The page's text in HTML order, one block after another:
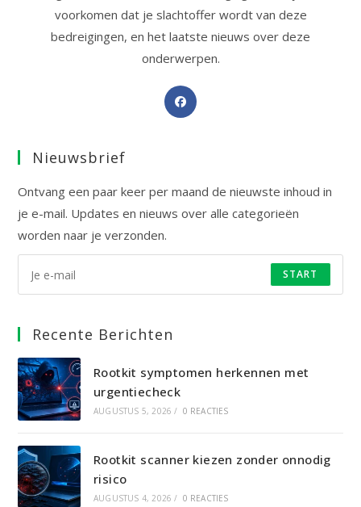
voorkomen dat je slachtoffer wordt van deze
bedreigingen, en het laatste nieuws over deze
onderwerpen.
Opent
Nieuwsbrief
Ontvang een paar keer per maand de nieuwste inhoud in
je e-mail. Updates en nieuws over alle categorieën
worden naar je verzonden.
START
Recente Berichten
Rootkit symptomen herkennen met
urgentiecheck
AUGUSTUS 5, 2026 / 0 REACTIES
Rootkit scanner kiezen zonder onnodig
risico
AUGUSTUS 4, 2026 / 0 REACTIES